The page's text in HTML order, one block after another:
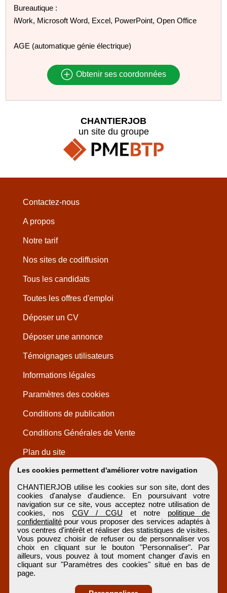
Bureautique :
iWork, Microsoft Word, Excel, PowerPoint, Open Office
AGE (automatique génie électrique)
Obtenir ses coordonnées
Les cookies permettent d'améliorer votre navigation
CHANTIERJOB utilise les cookies sur son site, dont des
cookies d'analyse d'audience. En poursuivant votre
navigation sur ce site, vous acceptez notre utilisation de
cookies, nos CGV / CGU et notre politique de
confidentialitépour vous proposer des services adaptés à
vos centres d'intérêt et réaliser des statistiques de visites.
Vous pouvez choisir de refuser ou de personnaliser vos
choix en cliquant sur le bouton "Personnaliser". Par
ailleurs, vous pouvez à tout moment changer d'avis en
cliquant sur "Paramètres des cookies" situé en bas de
page.
CHANTIERJOB
un site du groupe
Contactez-nous
A propos
Notre tarif
Nos sites de codiffusion
Tous les candidats
Toutes les offres d'emploi
Déposer un CV
Déposer une annonce
Témoignages utilisateurs
Informations légales
Paramètres des cookies
Conditions de publication
Conditions Générales de Vente
Plan du site